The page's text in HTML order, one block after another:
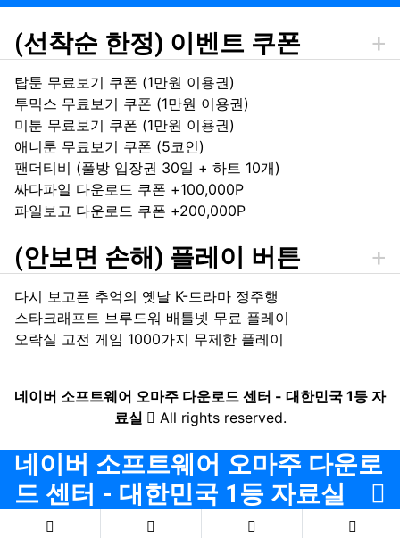
(선착순 한정) 이벤트 쿠폰
탑툰 무료보기 쿠폰 (1만원 이용권)
투믹스 무료보기 쿠폰 (1만원 이용권)
미툰 무료보기 쿠폰 (1만원 이용권)
애니툰 무료보기 쿠폰 (5코인)
팬더티비 (풀방 입장권 30일 + 하트 10개)
싸다파일 다운로드 쿠폰 +100,000P
파일보고 다운로드 쿠폰 +200,000P
(안보면 손해) 플레이 버튼
다시 보고픈 추억의 옛날 K-드라마 정주행
스타크래프트 브루드워 배틀넷 무료 플레이
오락실 고전 게임 1000가지 무제한 플레이
네이버 소프트웨어 오마주 다운로드 센터 - 대한민국 1등 자
료실
All rights reserved.
네이버 소프트웨어 오마주 다운로
드 센터 - 대한민국 1등 자료실